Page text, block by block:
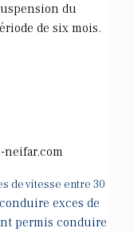
du
de six mois.
neifar.com
de vitesse entre 30
exces de
permis conduire